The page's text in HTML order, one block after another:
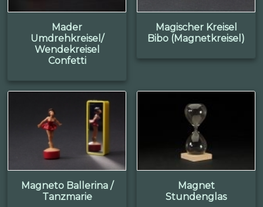
Mader
Umdrehkreisel/
Wendekreisel
Confetti
Magischer Kreisel
Bibo (Magnetkreisel)
Magneto Ballerina /
Tanzmarie
Magnet
Stundenglas